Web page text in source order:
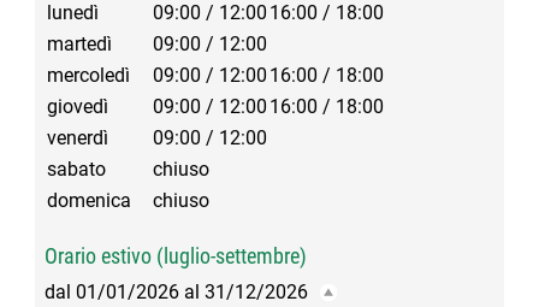
lunedì
09:00 / 12:00 16:00 / 18:00
martedì
09:00 / 12:00
mercoledì
09:00 / 12:00 16:00 / 18:00
giovedì
09:00 / 12:00 16:00 / 18:00
venerdì
09:00 / 12:00
sabato
chiuso
domenica
chiuso
Orario estivo (luglio-settembre)
dal 01/01/2026 al 31/12/2026